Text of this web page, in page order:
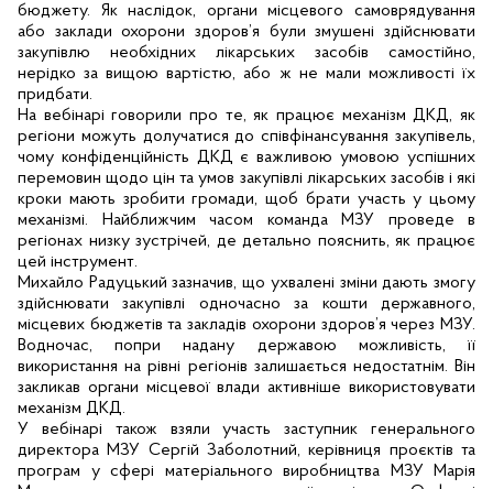
бюджету. Як наслідок, органи місцевого самоврядування
або заклади охорони здоров’я були змушені здійснювати
закупівлю необхідних лікарських засобів самостійно,
нерідко за вищою вартістю, або ж не мали можливості їх
придбати.
На вебінарі говорили про те, як працює механізм ДКД, як
регіони можуть долучатися до співфінансування закупівель,
чому конфіденційність ДКД є важливою умовою успішних
перемовин щодо цін та умов закупівлі лікарських засобів і які
кроки мають зробити громади, щоб брати участь у цьому
механізмі. Найближчим часом команда МЗУ проведе в
регіонах низку зустрічей, де детально пояснить, як працює
цей інструмент.
Михайло Радуцький зазначив, що ухвалені зміни дають змогу
здійснювати закупівлі одночасно за кошти державного,
місцевих бюджетів та закладів охорони здоров’я через МЗУ.
Водночас, попри надану державою можливість, її
використання на рівні регіонів залишається недостатнім. Він
закликав органи місцевої влади активніше використовувати
механізм ДКД.
У вебінарі також взяли участь заступник генерального
директора МЗУ Сергій Заболотний, керівниця проєктів та
програм у сфері матеріального виробництва МЗУ Марія